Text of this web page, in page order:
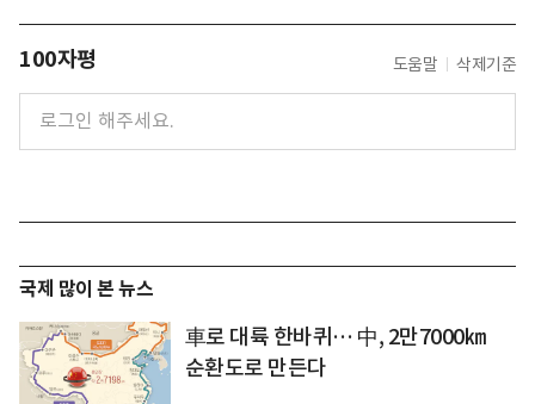
100자평 도움말 삭제기준
국제 많이 본 뉴스
車로 대륙 한바퀴… 中, 2만7000㎞
순환도로 만든다